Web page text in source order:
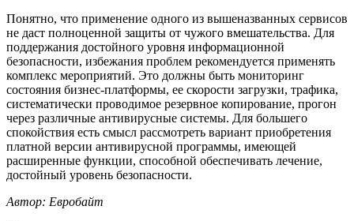
Понятно, что применение одного из вышеназванных сервисов
не даст полноценной защиты от чужого вмешательства. Для
поддержания достойного уровня информационной
безопасности, избежания проблем рекомендуется применять
комплекс мероприятий. Это должны быть мониторинг
состояния бизнес-платформы, ее скорости загрузки, трафика,
систематически проводимое резервное копирование, прогон
через различные антивирусные системы. Для большего
спокойствия есть смысл рассмотреть вариант приобретения
платной версии антивирусной программы, имеющей
расширенные функции, способной обеспечивать лечение,
достойный уровень безопасности.
Автор: Евробайт